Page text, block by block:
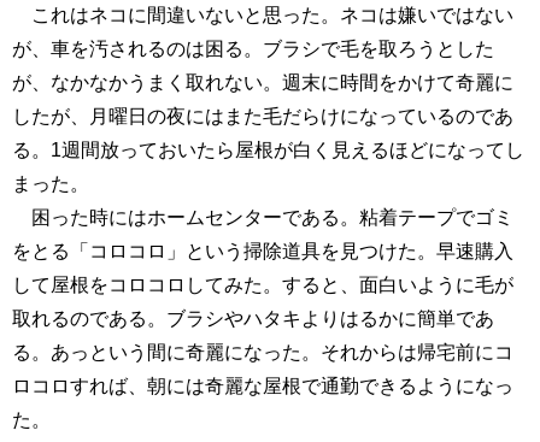
これはネコに間違いないと思った。ネコは嫌いではない
が、車を汚されるのは困る。ブラシで毛を取ろうとした
が、なかなかうまく取れない。週末に時間をかけて奇麗に
したが、月曜日の夜にはまた毛だらけになっているのであ
る。1週間放っておいたら屋根が白く見えるほどになってし
まった。
困った時にはホームセンターである。粘着テープでゴミ
をとる「コロコロ」という掃除道具を見つけた。早速購入
して屋根をコロコロしてみた。すると、面白いように毛が
取れるのである。ブラシやハタキよりはるかに簡単であ
る。あっという間に奇麗になった。それからは帰宅前にコ
ロコロすれば、朝には奇麗な屋根で通勤できるようになっ
た。